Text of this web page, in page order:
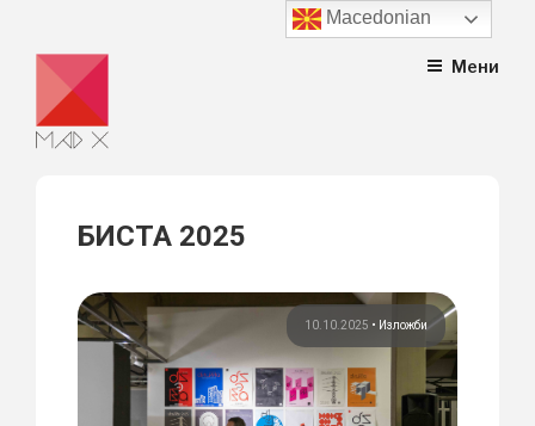
content
Мени
БИСТА 2025
10.10.2025 • Изложби
Macedonian